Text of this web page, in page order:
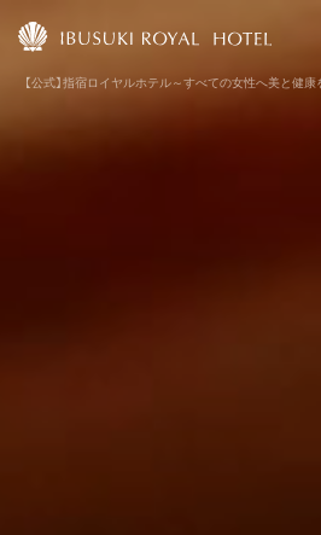
【公式】指宿ロイヤルホテル～すべての女性へ美と健